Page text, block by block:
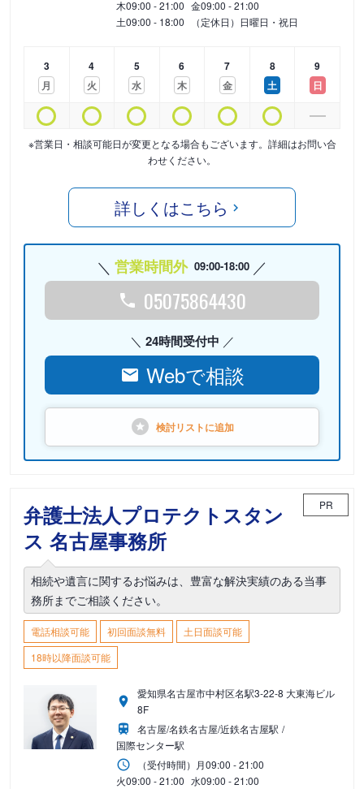
木09:00 - 21:00 金09:00 - 21:00
土09:00 - 18:00 （定休日）日曜日・祝日
3
月
4
火
5
水
6
木
7
金
8
土
9
日
※営業日・相談可能日が変更となる場合もございます。詳細はお問い合
わせください。
詳しくはこちら
営業時間外 09:00-18:00
05075864430
24時間受付中
Webで相談
検討リストに追加
弁護士法人プロテクトスタン
ス 名古屋事務所
PR
相続や遺言に関するお悩みは、豊富な解決実績のある当事
務所までご相談ください。
電話相談可能 初回面談無料
土日面談可能
18時以降面談可能
愛知県名古屋市中村区名駅3-22-8 大東海ビル
8F
名古屋/名鉄名古屋/近鉄名古屋駅
国際センター駅
（受付時間） 月09:00 - 21:00
火09:00 - 21:00 水09:00 - 21:00